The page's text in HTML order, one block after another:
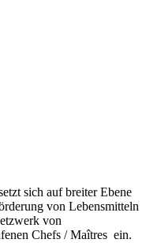
sich auf breiter Ebene
von Lebensmitteln
von
Chefs / Maîtres ein.